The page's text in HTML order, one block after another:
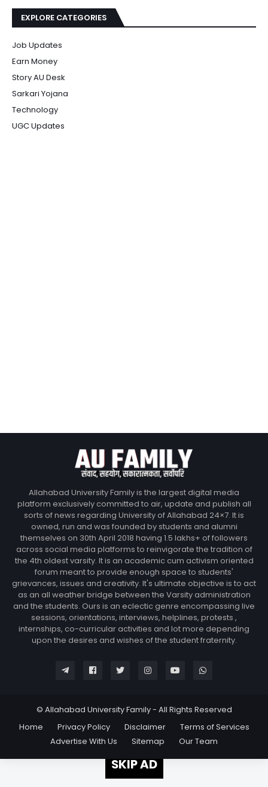
EXPLORE CATEGORIES
Job Updates
Earn Money
Story AU Desk
Sarkari Yojana
Technology
UGC Updates
Allahabad University Family is the largest digital media
platform exclusively committed to air, update and publish all
sorts of news regarding University of Allahabad 24×7. It is
owned, run and was founded by students and alumni
themselves on 30th April 2018 having 1.5 lakhs+ of followers
across social media platforms to reinvigorate the tradition of
the 4th oldest varsity. It is an academic cum activism oriented
forum meant to provide enough space to students'
grievances, issues and creativity. It's ultimate objective is to act
as an all weather bridge between the Varsity administration
and the students. Ours is an eclectic genre encompassing live
sessions, orientations, interviews, helplines, protests ,
internships, co-curricular activities and lot more depending
upon the desires and wishes of the student fraternity.
© Allahabad University Family - All Rights Reserved
Home
Privacy Policy Disclaimer
Terms of Services
Advertise With Us
Sitemap Our Team
SKIP AD